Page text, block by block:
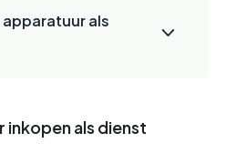
apparatuur als
inkopen als dienst